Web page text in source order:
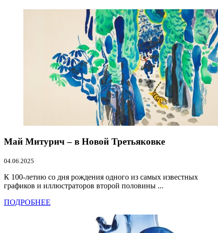
Май Митурич – в Новой Третьяковке
04.06.2025
К 100-летию со дня рождения одного из самых известных
графиков и иллюстраторов второй половины ...
ПОДРОБНЕЕ